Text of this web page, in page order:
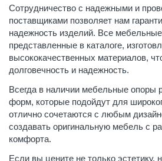
Сотрудничество с надежными и
поставщиками позволяет нам
надежность изделий. Все
представленные в каталоге,
высококачественных материалов,
долговечность и надежность.
Всегда в наличии мебельные опоры
форм, которые подойдут для
отлично сочетаются с любым
создавать оригинальную мебель с
комфорта.
Если вы цените не только эстетику,